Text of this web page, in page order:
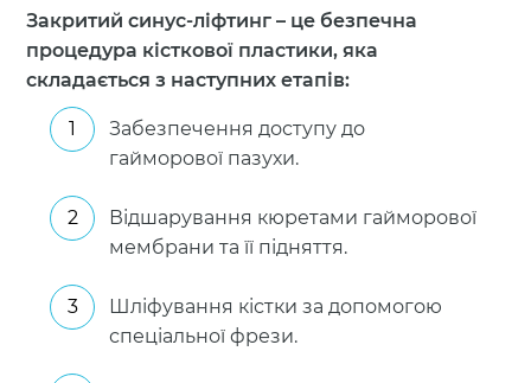
Закритий синус-ліфтинг – це безпечна
процедура кісткової пластики, яка
складається з наступних етапів:
Забезпечення доступу до
гайморової пазухи.
Відшарування кюретами гайморової
мембрани та її підняття.
Шліфування кістки за допомогою
спеціальної фрези.